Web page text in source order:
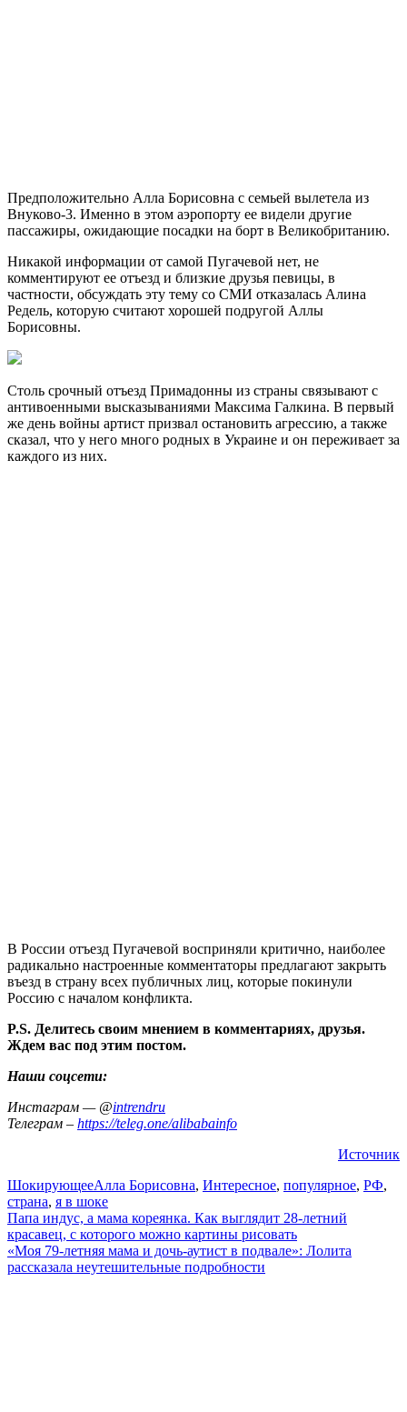
Предположительно Алла Борисовна с семьей вылетела из
Внуково-3. Именно в этом аэропорту ее видели другие
пассажиры, ожидающие посадки на борт в Великобританию.
Никакой информации от самой Пугачевой нет, не
комментируют ее отъезд и близкие друзья певицы, в
частности, обсуждать эту тему со СМИ отказалась Алина
Редель, которую считают хорошей подругой Аллы
Борисовны.
Столь срочный отъезд Примадонны из страны связывают с
антивоенными высказываниями Максима Галкина. В первый
же день войны артист призвал остановить агрессию, а также
сказал, что у него много родных в Украине и он переживает за
каждого из них.
В России отъезд Пугачевой восприняли критично, наиболее
радикально настроенные комментаторы предлагают закрыть
въезд в страну всех публичных лиц, которые покинули
Россию с началом конфликта.
P.S. Делитесь своим мнением в комментариях, друзья.
Ждем вас под этим постом.
Наши соцсети:
Инстаграм — @intrendru
Телеграм – https://teleg.one/alibabainfo
Источник
ШокирующееАлла Борисовна, Интересное, популярное, РФ,
страна, я в шоке
Навигация
по
записям
Папа индус, а мама кореянка. Как выглядит 28-летний
красавец, с которого можно картины рисовать
«Моя 79-летняя мама и дочь-аутист в подвале»: Лолита
рассказала неутешительные подробности